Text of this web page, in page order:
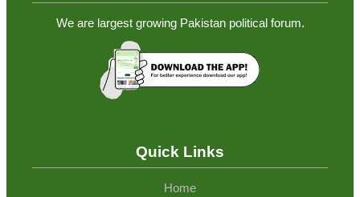
We are largest growing Pakistan political forum.
Quick Links
Home